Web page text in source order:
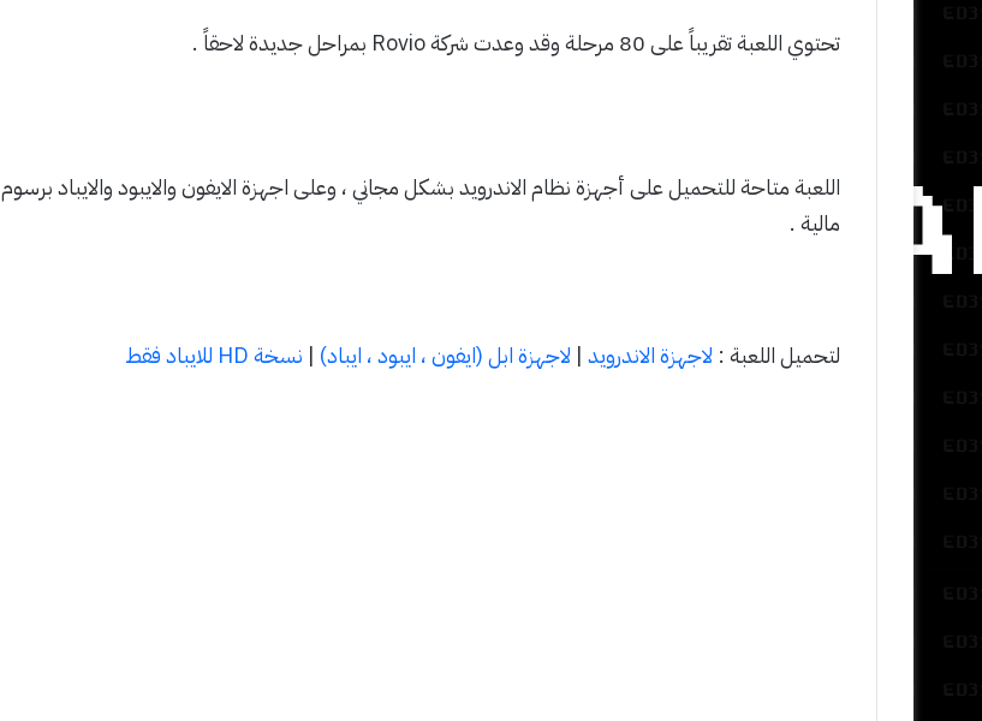
تحتوي اللعبة تقريباً على 80 مرحلة وقد وعدت شركة Rovio بمراحل جديدة لاحقاً .
اللعبة متاحة للتحميل على أجهزة نظام الاندرويد بشكل مجاني ، وعلى اجهزة الايفون والايبود والايباد برسوم
مالية .
لتحميل اللعبة : لاجهزة الاندرويد | لاجهزة ابل (ايفون ، ايبود ، ايباد) | نسخة HD للايباد فقط